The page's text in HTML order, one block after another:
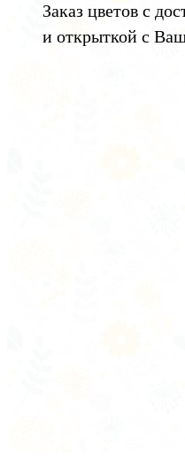
Заказ цветов с
и открыткой с